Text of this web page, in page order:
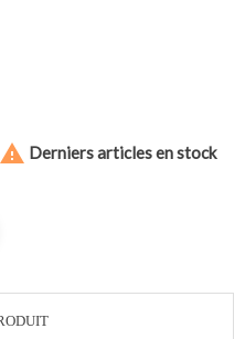
 Derniers articles en stock